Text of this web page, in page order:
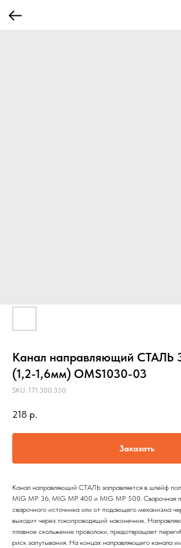
Канал направляющий СТАЛЬ
(1,2-1,6мм) OMS1030-03
SKU: 171.300.350
218 р.
Заказать
Канал направляющий СТАЛЬ заправляется в шлейф
MIG MP 36, MIG MP 400 и MIG MP 500. Сварочная
сварочного источника или от подающего механизма
выходит через токопроводящий наконечник.
плавное скольжение проволоки, предотвращает
риск запутывания. На концах направляющего канала